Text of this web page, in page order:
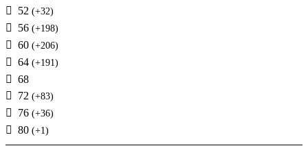
52 (+32)
56 (+198)
60 (+206)
64 (+191)
68
72 (+83)
76 (+36)
80 (+1)